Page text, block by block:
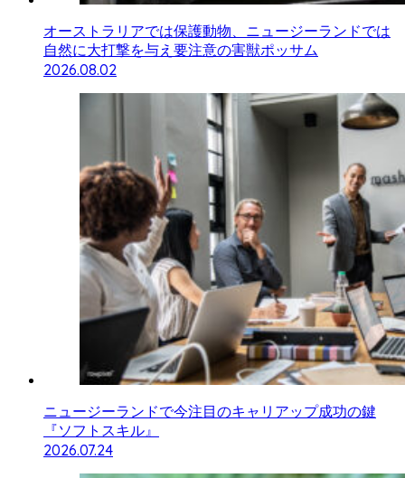
オーストラリアでは保護動物、ニュージーランドでは
自然に大打撃を与え要注意の害獣ポッサム
2026.08.02
ニュージーランドで今注目のキャリアップ成功の鍵
『ソフトスキル』
2026.07.24